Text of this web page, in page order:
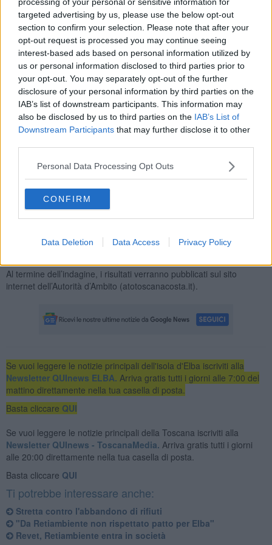
targeted advertising by us, please use the below opt-out
section to confirm your selection. Please note that after your
opt-out request is processed you may continue seeing
interest-based ads based on personal information utilized by
us or personal information disclosed to third parties prior to
your opt-out. You may separately opt-out of the further
disclosure of your personal information by third parties on the
IAB’s list of downstream participants. This information may
also be disclosed by us to third parties on the IAB’s List of
Downstream Participants that may further disclose it to other
Personal Data Processing Opt Outs
CONFIRM
Data Deletion Data Access Privacy Policy
L’indagine sarà rivolta anche agli utenti serviti dalle società
temporaneamente esterne al perimetro RetiAmbiente, ossia Asmiu
(Massa), RetiAmbiente Carrara e Sistema Ambiente (Lucca).
Lattanzio Kibs, azienda specializzata nella realizzazione di
customer satisfaction, garantisce l’anonimato del rispondente ed il
rispetto della privacy dei dati raccolti, che saranno riferiti
esclusivamente al servizio di raccolta rifiuti ed igiene ambientale.
Toscana Costa, in accordo con i Comuni e le associazioni dei
consumatori, intende individuare i punti di forza e le eventuali
criticità presenti nell’erogazione del servizio e, quindi, suggerire al
gestore gli interventi e le migliorie da adottare.
Nell’ambito dell’indagine verrà svolto anche
della raccolta differenziatatramite un breve questionario rivolto
Costa, di RetiAmbiente e prossimamente delle suddette società
Al termine dell’indagine, i risultati verranno pubblicati sul sito
internet dell’Autorità d’Ambito (atotoscanacosta.it).
Se vuoi leggere le notizie principali dell'isola d'Elba iscriviti alla
Newsletter QUInews ELBA. Arriva gratis tutti i giorni alle 7:00 del
mattino direttamente nella tua casella di posta.
Basta cliccare QUI
Se vuoi leggere le notizie principali della Toscana iscriviti alla
Newsletter QUInews - ToscanaMedia. Arriva gratis tutti i giorni
alle 20:00 direttamente nella tua casella di posta.
Basta cliccare QUI
Ti potrebbe interessare anche:
Stretta contro l'abbandono di rifiuti
"Da Retiambiente non rispettato patto per Elba"
Revet, Retiambiente entra in società